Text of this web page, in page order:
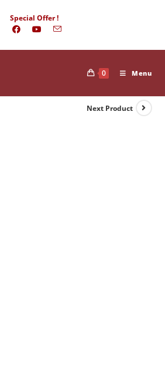
Special Offer !
0 Menu
Next Product